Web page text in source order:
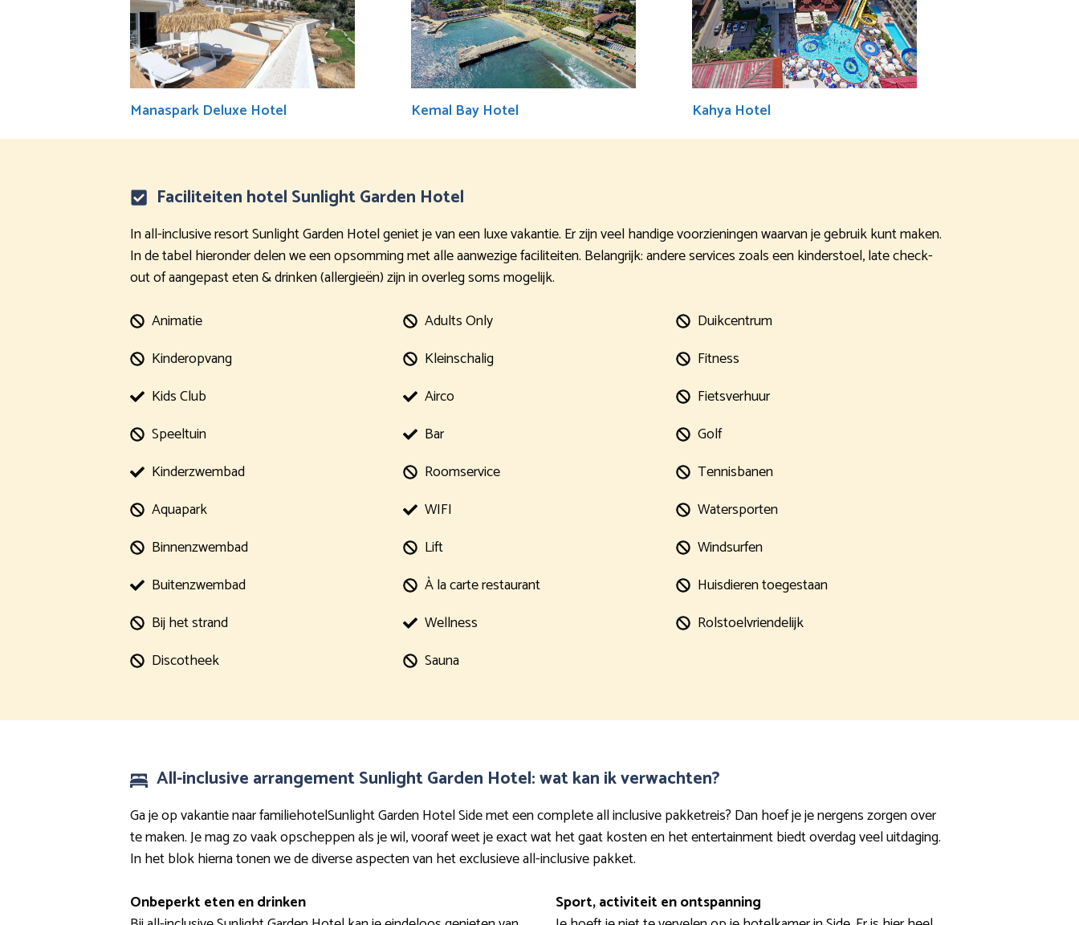
Manaspark Deluxe Hotel Kemal Bay Hotel Kahya Hotel
Faciliteiten hotel Sunlight Garden Hotel
In all-inclusive resort Sunlight Garden Hotel geniet je van een luxe vakantie. Er zijn veel handige voorzieningen waarvan je gebruik kunt maken.
In de tabel hieronder delen we een opsomming met alle aanwezige faciliteiten. Belangrijk: andere services zoals een kinderstoel, late check-
out of aangepast eten & drinken (allergieën) zijn in overleg soms mogelijk.
Animatie
Kinderopvang
Kids Club
Speeltuin
Kinderzwembad
Aquapark
Binnenzwembad
Buitenzwembad
Bij het strand
Discotheek
Adults Only
Kleinschalig
Airco
Bar
Roomservice
WIFI
Lift
À la carte restaurant
Wellness
Sauna
Duikcentrum
Fitness
Fietsverhuur
Golf
Tennisbanen
Watersporten
Windsurfen
Huisdieren toegestaan
Rolstoelvriendelijk
All-inclusive arrangement Sunlight Garden Hotel: wat kan ik verwachten?
Ga je op vakantie naar familiehotelSunlight Garden Hotel Side met een complete all inclusive pakketreis? Dan hoef je je nergens zorgen over
te maken. Je mag zo vaak opscheppen als je wil, vooraf weet je exact wat het gaat kosten en het entertainment biedt overdag veel uitdaging.
In het blok hierna tonen we de diverse aspecten van het exclusieve all-inclusive pakket.
Onbeperkt eten en drinken
Sport, activiteit en ontspanning